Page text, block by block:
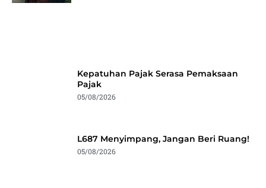
Kepatuhan Pajak Serasa Pemaksaan
Pajak
05/08/2026
L687 Menyimpang, Jangan Beri Ruang!
05/08/2026